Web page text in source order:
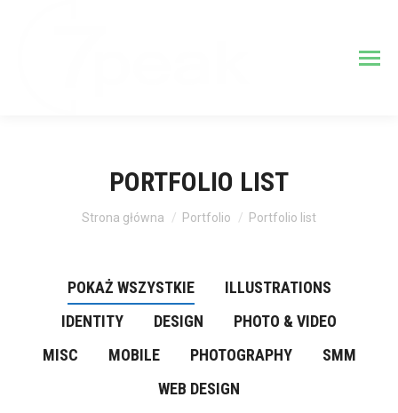
PORTFOLIO LIST
Jesteś tutaj:
Strona główna Portfolio Portfolio list
POKAŻ WSZYSTKIE
ILLUSTRATIONS
IDENTITY
DESIGN
PHOTO & VIDEO
MISC
MOBILE PHOTOGRAPHY
SMM
WEB DESIGN